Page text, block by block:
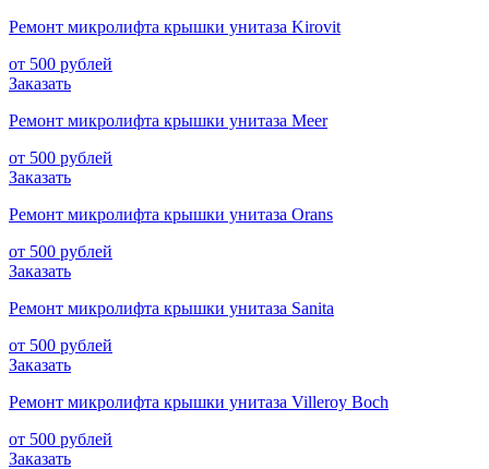
Ремонт микролифта крышки унитаза Kirovit
от 500 рублей
Заказать
Ремонт микролифта крышки унитаза Meer
от 500 рублей
Заказать
Ремонт микролифта крышки унитаза Orans
от 500 рублей
Заказать
Ремонт микролифта крышки унитаза Sanita
от 500 рублей
Заказать
Ремонт микролифта крышки унитаза Villeroy Boch
от 500 рублей
Заказать